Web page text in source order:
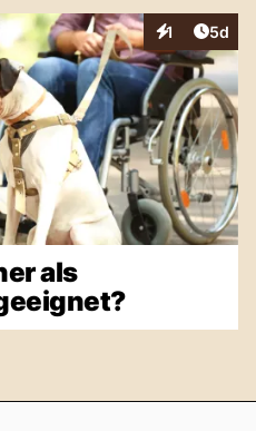
1
Interaktionen
5d
als